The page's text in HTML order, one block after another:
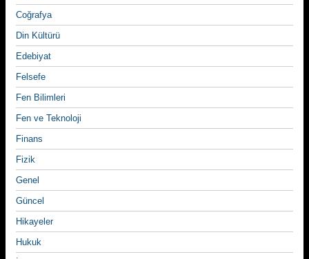
Coğrafya
Din Kültürü
Edebiyat
Felsefe
Fen Bilimleri
Fen ve Teknoloji
Finans
Fizik
Genel
Güncel
Hikayeler
Hukuk